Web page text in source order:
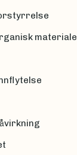
materiale